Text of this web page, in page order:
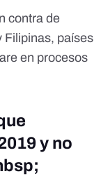
contra de
Filipinas, países
en procesos
y no